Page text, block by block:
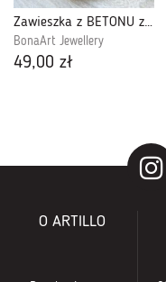
Zawieszka z BETONU z zielonym szkłem
BonaArt Jewellery
49,00 zł
O ARTILLO